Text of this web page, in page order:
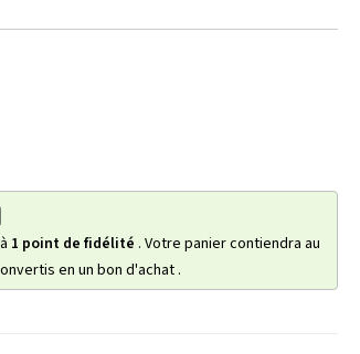
1 point de fidélité . Votre panier contiendra au
en un bon d'achat .